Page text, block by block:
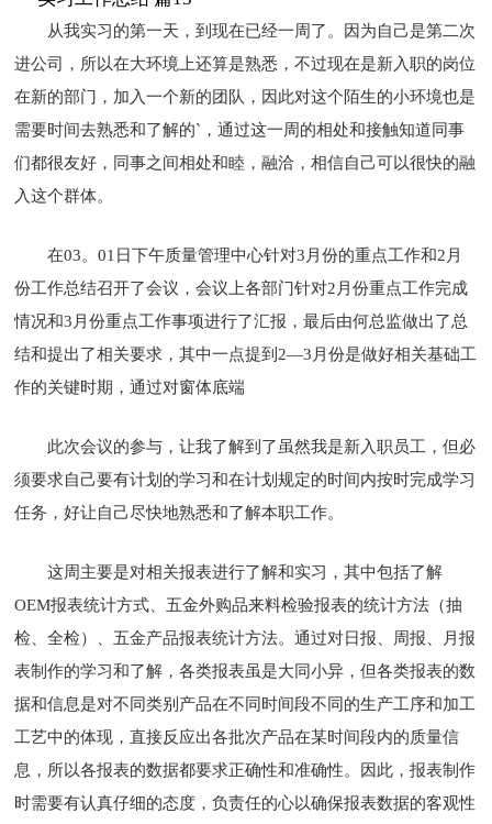
从我实习的第一天，到现在已经一周了。因为自己是第二次
进公司，所以在大环境上还算是熟悉，不过现在是新入职的岗位
在新的部门，加入一个新的团队，因此对这个陌生的小环境也是
需要时间去熟悉和了解的`，通过这一周的相处和接触知道同事
们都很友好，同事之间相处和睦，融洽，相信自己可以很快的融
入这个群体。
在03。01日下午质量管理中心针对3月份的重点工作和2月
份工作总结召开了会议，会议上各部门针对2月份重点工作完成
情况和3月份重点工作事项进行了汇报，最后由何总监做出了总
结和提出了相关要求，其中一点提到2—3月份是做好相关基础工
作的关键时期，通过对窗体底端
此次会议的参与，让我了解到了虽然我是新入职员工，但必
须要求自己要有计划的学习和在计划规定的时间内按时完成学习
任务，好让自己尽快地熟悉和了解本职工作。
这周主要是对相关报表进行了解和实习，其中包括了解
OEM报表统计方式、五金外购品来料检验报表的统计方法（抽
检、全检）、五金产品报表统计方法。通过对日报、周报、月报
表制作的学习和了解，各类报表虽是大同小异，但各类报表的数
据和信息是对不同类别产品在不同时间段不同的生产工序和加工
工艺中的体现，直接反应出各批次产品在某时间段内的质量信
息，所以各报表的数据都要求正确性和准确性。因此，报表制作
时需要有认真仔细的态度，负责任的心以确保报表数据的客观性